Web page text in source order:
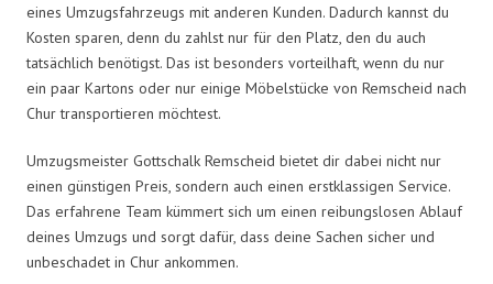
eines Umzugsfahrzeugs mit anderen Kunden. Dadurch kannst du
Kosten sparen, denn du zahlst nur für den Platz, den du auch
tatsächlich benötigst. Das ist besonders vorteilhaft, wenn du nur
ein paar Kartons oder nur einige Möbelstücke von Remscheid nach
Chur transportieren möchtest.
Umzugsmeister Gottschalk Remscheid bietet dir dabei nicht nur
einen günstigen Preis, sondern auch einen erstklassigen Service.
Das erfahrene Team kümmert sich um einen reibungslosen Ablauf
deines Umzugs und sorgt dafür, dass deine Sachen sicher und
unbeschadet in Chur ankommen.